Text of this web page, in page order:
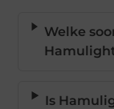
Welke
Is